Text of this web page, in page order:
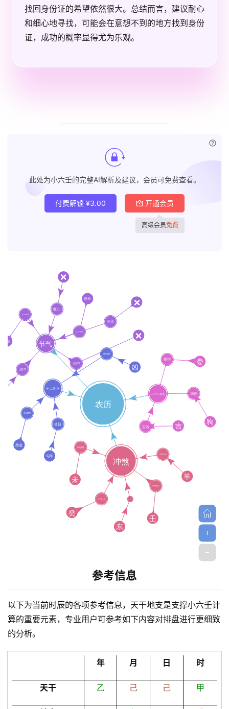
黄
历
找回身份证的希望依然很大。总结而言，建议耐心
和细心地寻找，可能会在意想不到的地方找到身份
证，成功的概率显得尤为乐观。
此处为小六壬的完整AI解析及建议，会员可免费查看。
付费解锁 ¥3.00 开通会员
高级会员免费
参考信息
以下为当前时辰的各项参考信息，天干地支是支撑小六壬计
算的重要元素，专业用户可参考如下内容对排盘进行更细致
的分析。
年 月 日 时
天干 乙 己 己 甲